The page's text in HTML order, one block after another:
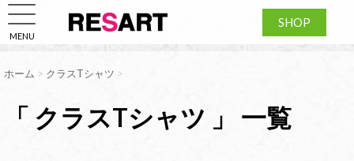
MENU
SHOP
ホーム > クラスTシャツ >
「 クラスTシャツ 」 一覧